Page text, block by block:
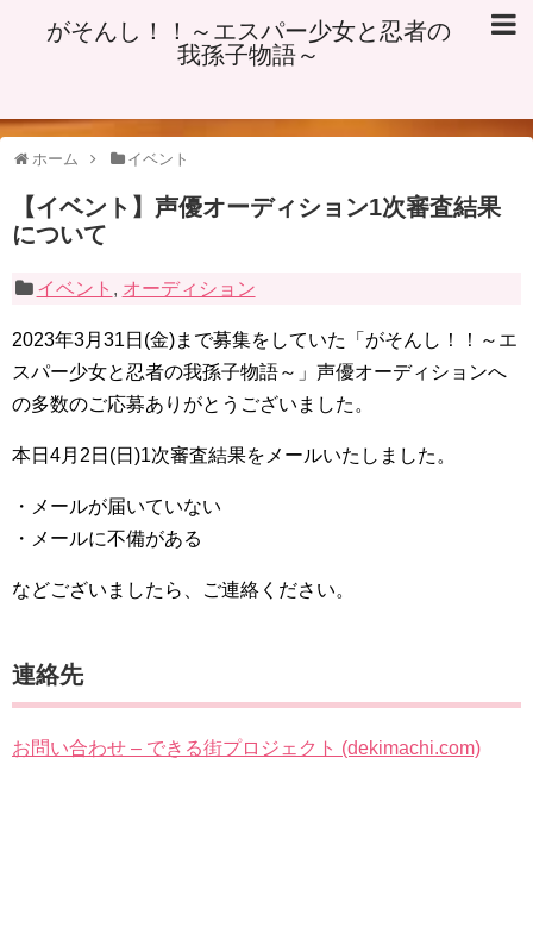
がそんし！！～エスパー少女と忍者の
我孫子物語～
ホーム イベント
【イベント】声優オーディション1次審査結果
について
イベント , オーディション
2023年3月31日(金)まで募集をしていた「がそんし！！～エ
スパー少女と忍者の我孫子物語～」声優オーディションへ
の多数のご応募ありがとうございました。
本日4月2日(日)1次審査結果をメールいたしました。
・メールが届いていない
・メールに不備がある
などございましたら、ご連絡ください。
連絡先
お問い合わせ – できる街プロジェクト (dekimachi.com)